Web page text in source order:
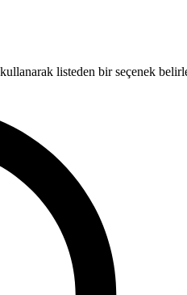
listeden bir seçenek